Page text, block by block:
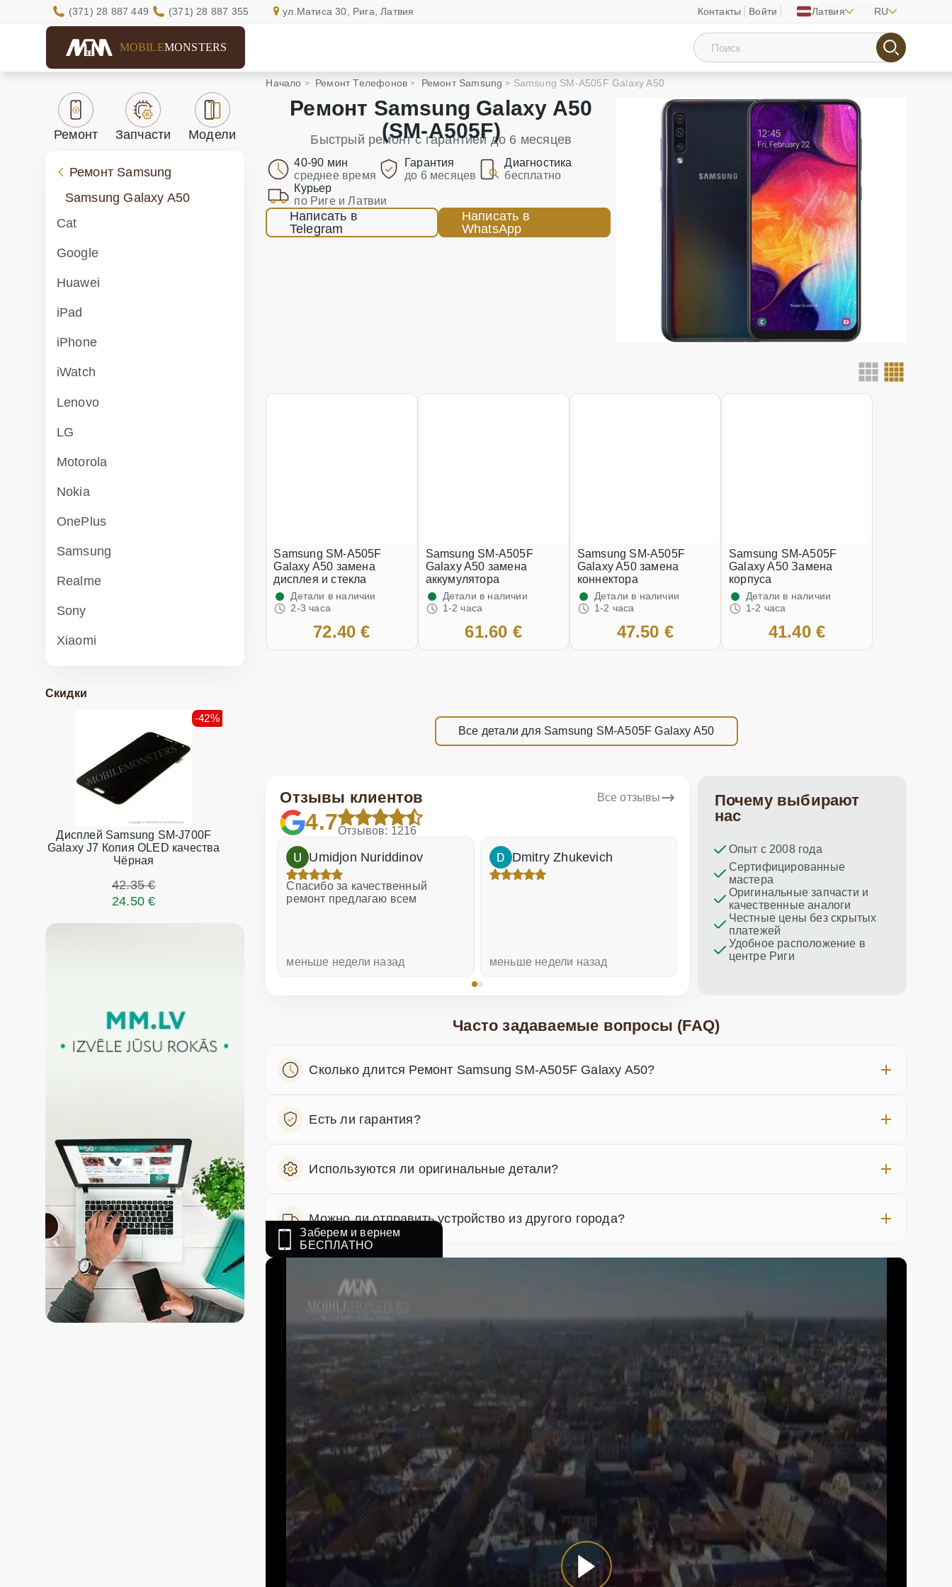
Контакты Войти Латвия RU
(371) 28 887 449 (371) 28 887 355 ул.Матиса 30, Рига, Латвия
MOBILEMONSTERS
Ремонт Запчасти Модели
Ремонт Samsung
Samsung Galaxy A50
Cat
Google
Huawei
iPad
iPhone
iWatch
Lenovo
LG
Motorola
Nokia
OnePlus
Samsung
Realme
Sony
Xiaomi
Скидки
Дисплей Samsung SM-J700F
Galaxy J7 Копия OLED качества
Чёрная
-42%
42.35 €
24.50 €
Начало Ремонт Телефонов Ремонт Samsung Samsung SM-A505F Galaxy A50
Ремонт Samsung Galaxy A50
(SM-A505F)
Быстрый ремонт с гарантией до 6 месяцев
40-90 мин
среднее время
Гарантия
до 6 месяцев
Диагностика
бесплатно
Курьер
по Риге и Латвии
Написать в
Telegram
Написать в
WhatsApp
Samsung SM-A505F
Galaxy A50 замена
дисплея и стекла
Детали в наличии
2-3 часа
72.40 €
Samsung SM-A505F
Galaxy A50 замена
аккумулятора
Детали в наличии
1-2 часа
61.60 €
Samsung SM-A505F
Galaxy A50 замена
коннектора
Детали в наличии
1-2 часа
47.50 €
Samsung SM-A505F
Galaxy A50 Замена
корпуса
Детали в наличии
1-2 часа
41.40 €
Все детали для Samsung SM-A505F Galaxy A50
Отзывы клиентов Все отзывы
4.7Отзывов: 1216
Dina Vituma
Отличное обслуживание!
Umidjon Nuriddinov
Спасибо за качественный
ремонт предлагаю всем
меньше недели назад
Dmitry Zhukevich
меньше недели назад
Dina Vituma
Отличное обслуживание!
неделю назад
Почему выбирают
нас
Опыт с 2008 года
Сертифицированные
мастера
Оригинальные запчасти и
качественные аналоги
Честные цены без скрытых
платежей
Удобное расположение в
центре Риги
Часто задаваемые вопросы (FAQ)
Сколько длится Ремонт Samsung SM-A505F Galaxy A50?
Есть ли гарантия?
Используются ли оригинальные детали?
Можно ли отправить устройство из другого города?
Заберем и вернем
БЕСПЛАТНО